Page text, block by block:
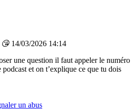
😘 14/03/2026 14:14
une question il faut appeler le numéro
podcast et on t’explique ce que tu dois
un abus